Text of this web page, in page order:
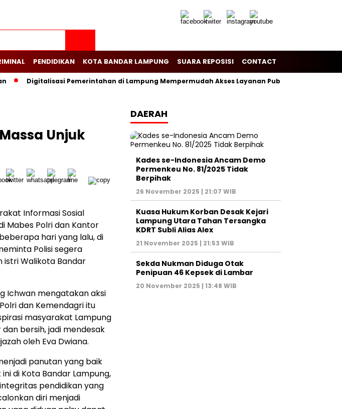
PENDIDIKAN KOTA BANDAR LAMPUNG SUARA REPOSISI CONTACT
Digitalisasi Pemerintahan di Lampung Mempermudah Akses Layanan Publik
Unjuk
Informasi Sosial
Mabes Polri dan Kantor
hari yang lalu, di
Polisi segera
istri Walikota Bandar
Ichwan mengatakan aksi
dan Kemendagri itu
masyarakat Lampung
bersih, jadi mendesak
oleh Eva Dwiana.
panutan yang baik
di Kota Bandar Lampung,
pendidikan yang
diri menjadi
DAERAH
Kades se-Indonesia Ancam Demo
Permenkeu No. 81/2025 Tidak
Berpihak
26 November 2025 | 21:07 WIB
Kuasa Hukum Korban Desak Kejari
Lampung Utara Tahan Tersangka
KDRT Subli Alias Alex
21 November 2025 | 21:53 WIB
Sekda Nukman Diduga Otak
Penipuan 46 Kepsek di Lambar
20 November 2025 | 13:48 WIB